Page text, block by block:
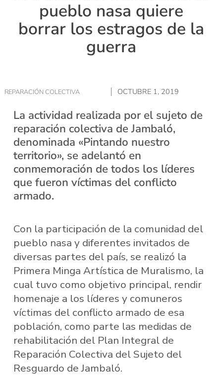
pueblo nasa quiere
borrar los estragos de la
guerra
REPARACIÓN COLECTIVA OCTUBRE 1, 2019
La actividad realizada por el sujeto de
reparación colectiva de Jambaló,
denominada «Pintando nuestro
territorio», se adelantó en
conmemoración de todos los líderes
que fueron víctimas del conflicto
armado.
Con la participación de la comunidad del
pueblo nasa y diferentes invitados de
diversas partes del país, se realizó la
Primera Minga Artística de Muralismo, la
cual tuvo como objetivo principal, rendir
homenaje a los líderes y comuneros
víctimas del conflicto armado de esa
población, como parte las medidas de
rehabilitación del Plan Integral de
Reparación Colectiva del Sujeto del
Resguardo de Jambaló.